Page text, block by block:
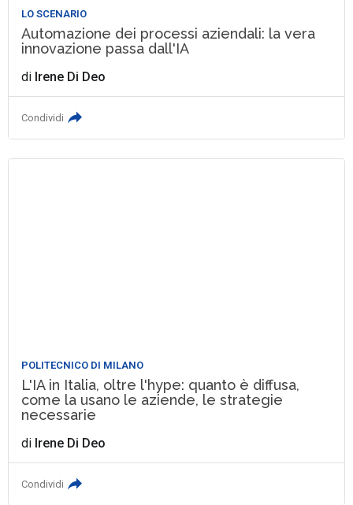
LO SCENARIO
Automazione dei processi aziendali: la vera
innovazione passa dall'IA
di Irene Di Deo
Condividi
POLITECNICO DI MILANO
L'IA in Italia, oltre l'hype: quanto è diffusa,
come la usano le aziende, le strategie
necessarie
di Irene Di Deo
Condividi